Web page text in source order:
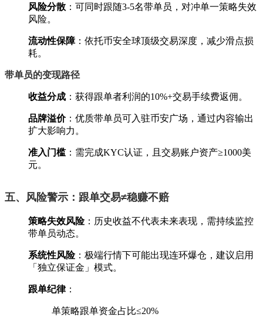
风险分散 ‌：可同时跟随3-5名带单员，对冲单一策略失效
风险。
流动性保障‌：依托币安全球顶级交易深度，减少滑点损
耗。
带单员的变现路径
收益分成 ‌：获得跟单者利润的10%+交易手续费返佣。
品牌溢价‌：优质带单员可入驻币安广场，通过内容输出
扩大影响力。
准入门槛‌：需完成KYC认证，且交易账户资产≥1000美
元。
五、风险警示：跟单交易≠稳赚不赔
策略失效风险‌：历史收益不代表未来表现，需持续监控
带单员动态。
系统性风险‌：极端行情下可能出现连环爆仓，建议启用
「独立保证金」模式。
跟单纪律‌：
单策略跟单资金占比≤20%